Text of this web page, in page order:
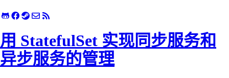
用 StatefulSet 实现同步服务和
异步服务的管理